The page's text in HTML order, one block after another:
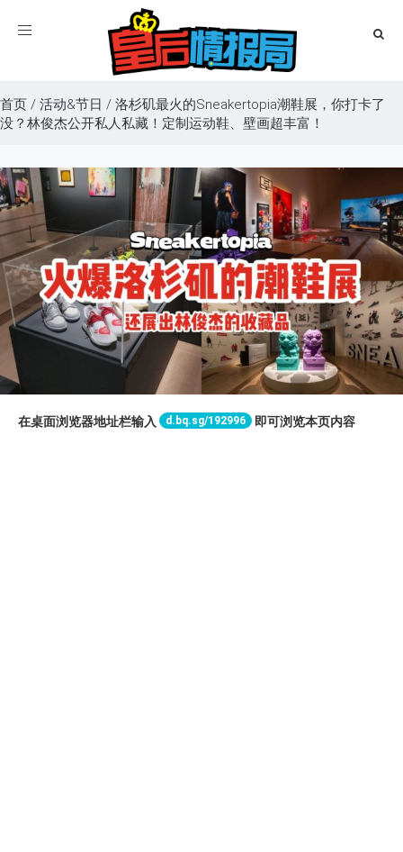
Toggle
首页 / 活动&节日 / 洛杉矶最火的Sneakertopia潮鞋展，你打卡了
没？林俊杰公开私人私藏！定制运动鞋、壁画超丰富！
在桌面浏览器地址栏输入 d.bq.sg/192996 即可浏览本页内容